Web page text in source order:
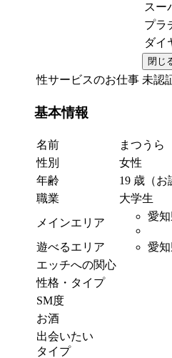
スー
プラ
ダイ
閉じ
性サービスのお仕事 未認
基本情報
名前
まつうら
性別
女性
年齢
19 歳 （
職業
大学生
メインエリア
愛
遊べるエリア
愛
エッチへの関心
性格・タイプ
SM度
お酒
出会いたい
タイプ